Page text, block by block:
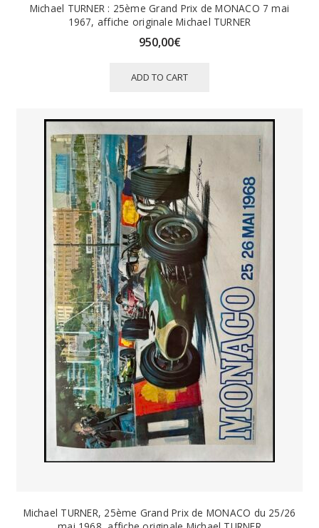
Michael TURNER : 25ème Grand Prix de MONACO 7 mai
1967, affiche originale Michael TURNER
950,00€
ADD TO CART
Michael TURNER, 25ème Grand Prix de MONACO du 25/26